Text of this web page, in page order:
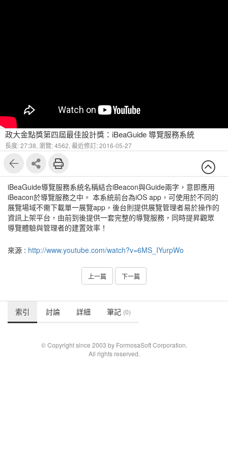
政大金點獎第四屆最佳設計獎：iBeaGuide 導覽服務系統
長度: 27:38, 瀏覽: 4562, 最近修訂: 2016-05-27
iBeaGuide導覽服務系統名稱結合iBeacon與Guide兩字，意即應用
iBeacon於導覽服務之中。 本系統前台為iOS app，可使用於不同的
展覽場域不需下載單一展覽app，後台則提供展覽管理者易於操作的
資訊上架平台，由前到後提供一套完整的導覽服務，同時提昇觀眾
導覽體驗與管理者的建置效率！
來源 : http://www.youtube.com/watch?v=6MS_IYurpWo
上一篇 下一篇
索引 討論 詳細 筆記 (0)
© Copyright since 2003 by FormosaSoft Corporation.
All rights reserved.